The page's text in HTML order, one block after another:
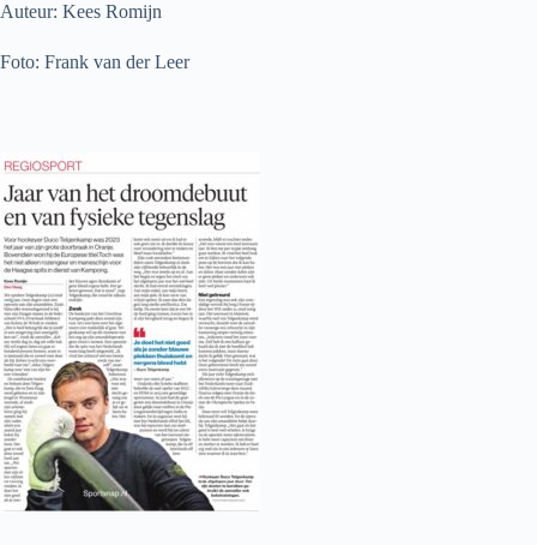
Auteur: Kees Romijn
Foto: Frank van der Leer